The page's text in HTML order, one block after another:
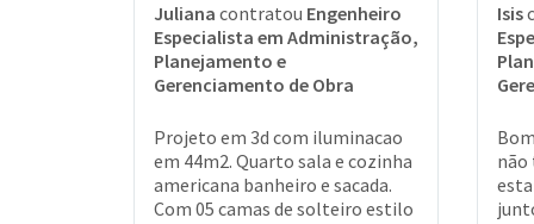
Juliana contratou Engenheiro
Especialista em Administração,
Planejamento e
Gerenciamento de Obra
Projeto em 3d com iluminacao
em 44m2. Quarto sala e cozinha
americana banheiro e sacada.
Com 05 camas de solteiro estilo
Isis